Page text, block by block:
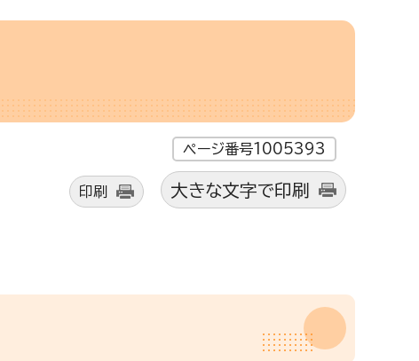
ページ番号1005393
印刷 大きな文字で印刷